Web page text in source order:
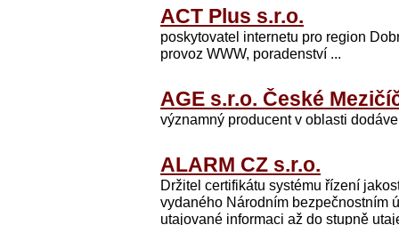
ACT Plus s.r.o.
poskytovatel internetu pro region
provoz WWW, poradenství ...
AGE s.r.o. České
významný producent v oblasti
ALARM CZ s.r.o.
Držitel certifikátu systému řízení
vydaného Národním bezpečnostním
utajované informaci až do stupně